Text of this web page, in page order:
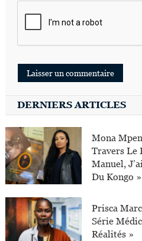
DERNIERS ARTICLES
Mona
Travers Le
Manuel,
Du Kongo »
Prisca
Série
Réalités »